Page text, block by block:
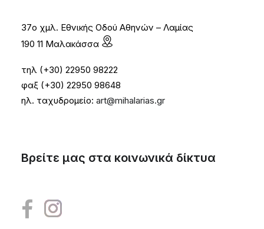
37ο χμλ. Εθνικής Οδού Αθηνών – Λαμίας
190 11 Μαλακάσσα
τηλ (+30) 22950 98222
φαξ (+30) 22950 98648
ηλ. ταχυδρομείο: art@mihalarias.gr
Βρείτε μας στα κοινωνικά δίκτυα